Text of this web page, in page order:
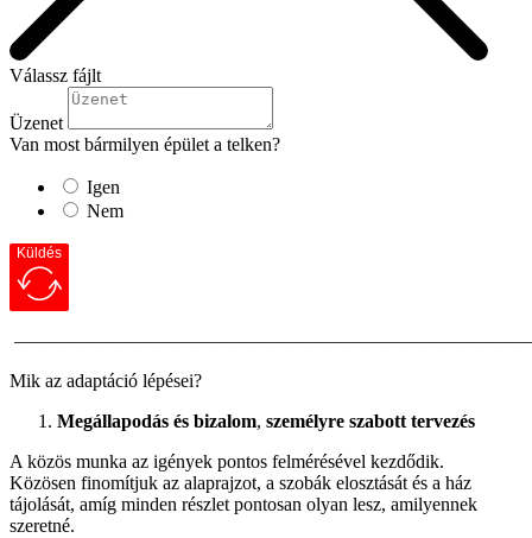
Válassz fájlt
Üzenet
Van most bármilyen épület a telken?
Igen
Nem
Küldés
Mik az adaptáció lépései?
Megállapodás és bizalom, személyre szabott tervezés
A közös munka az igények pontos felmérésével kezdődik.
Közösen finomítjuk az alaprajzot, a szobák elosztását és a ház
tájolását, amíg minden részlet pontosan olyan lesz, amilyennek
szeretné.